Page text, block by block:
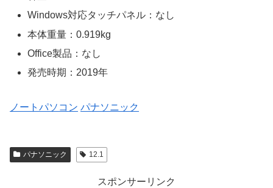
Windows対応タッチパネル：なし
本体重量：0.919kg
Office製品：なし
発売時期：2019年
ノートパソコン パナソニック
パナソニック 12.1
スポンサーリンク